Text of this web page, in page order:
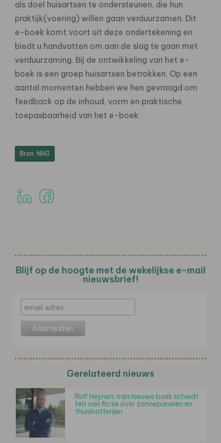
als doel huisartsen te ondersteunen, die hun
praktijk(voering) willen gaan verduurzamen. Dit
e-boek komt voort uit deze ondertekening en
biedt u handvatten om aan de slag te gaan met
verduurzaming. Bij de ontwikkeling van het e-
boek is een groep huisartsen betrokken. Op een
aantal momenten hebben we hen gevraagd om
feedback op de inhoud, vorm en praktische
toepasbaarheid van het e-boek.
Bron: NHG
Blijf op de hoogte met de wekelijkse e-mail
nieuwsbrief!
Gerelateerd nieuws
Rolf Heynen: mijn nieuwe boek scheidt
feit van fictie over zonnepanelen en
thuisbatterijen